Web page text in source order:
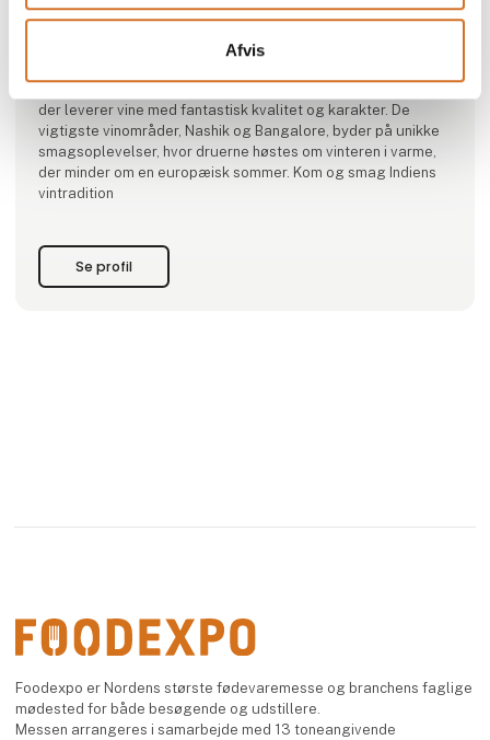
Afvis
Vindien (Indiske Vine)
Vindien tog initiativ til at introducere indisk vin til Danmark –
der leverer vine med fantastisk kvalitet og karakter. De
vigtigste vinområder, Nashik og Bangalore, byder på unikke
smagsoplevelser, hvor druerne høstes om vinteren i varme,
der minder om en europæisk sommer. Kom og smag Indiens
vintradition
Se profil
Foodexpo er Nordens største fødevaremesse og branchens faglige
mødested for både besøgende og udstillere.
Messen arrangeres i samarbejde med 13 toneangivende